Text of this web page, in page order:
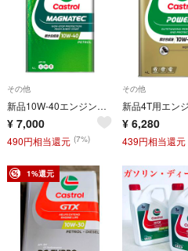
その他
新品10W-40エンジンオイル ​ MAGNATEC SQ 4L半合成
¥ 7,000
490円相当還元 (7%)
その他
¥ 6,280
439円相当還元
1%還元